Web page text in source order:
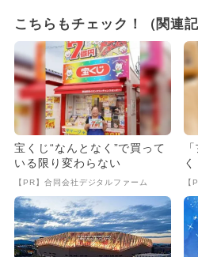
こちらもチェック！（関連記
宝くじ“なんとなく”で買って
いる限り変わらない
【PR】合同会社デジタルファーム 【